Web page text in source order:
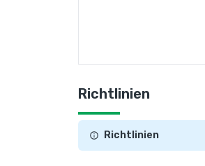
Richtlinien
Richtlinien